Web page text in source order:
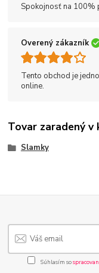
Spokojnosť na 100%
Overený zákazník
Tento obchod je
online.
Tovar zaradený v
Slamky
Súhlasím so